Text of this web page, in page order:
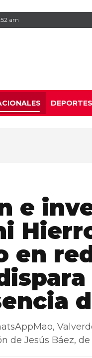
am
DEPORTES
e
en
de Jesús Báez,